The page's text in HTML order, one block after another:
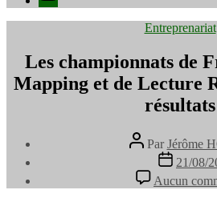
Entreprenariat
Les championnats de
Mapping et de Lecture
résultats
Auteur
de
l’article
Par Jérôme
Date
l’article
21/08/
Aucun